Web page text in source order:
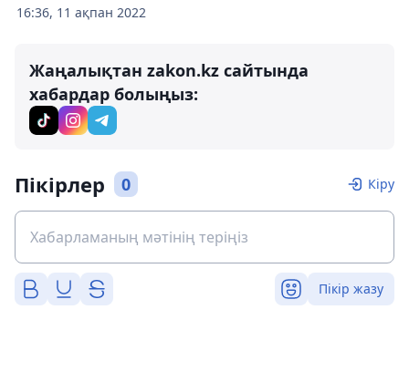
16:36, 11 ақпан 2022
Жаңалықтан zakon.kz сайтында
хабардар болыңыз:
Пікірлер 0 Кіру
Пікір жазу